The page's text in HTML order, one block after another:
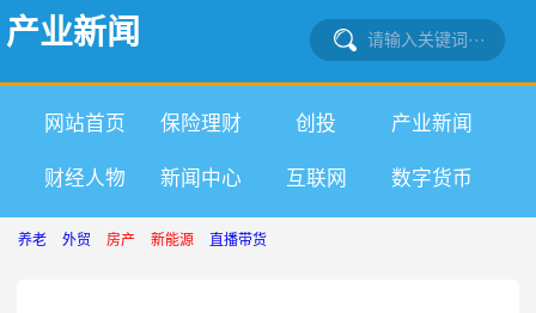
产业新闻
网站首页 保险理财 创投 产业新闻
财经人物 新闻中心 互联网 数字货币
养老 外贸 房产 新能源 直播带货